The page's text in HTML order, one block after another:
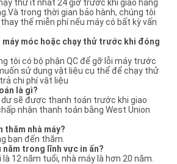
thử ít nhất 24 giờ trước khi giao hàng
trong thời gian bảo hành, chúng tôi
thế miễn phí nếu máy có bất kỳ vấn
máy móc hoặc chạy thử trước khi đóng
tôi có bộ phận QC để gỡ lỗi máy trước
sử dụng vật liệu cụ thể để chạy thử
chi phí vật liệu
là gì?
sẽ được thanh toán trước khi giao
nhận thanh toán bằng West Union
thăm nhà máy?
bạn đến thăm.
năm trong lĩnh vực in ấn?
12 năm tuổi, nhà máy là hơn 20 năm.